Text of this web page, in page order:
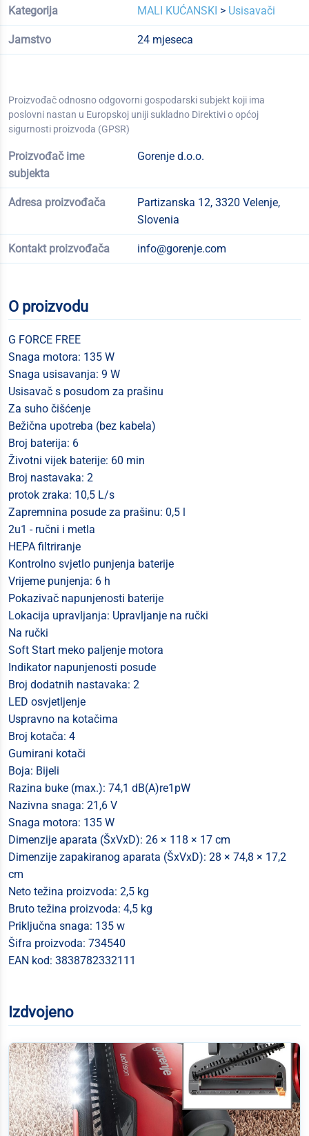
Kategorija MALI KUĆANSKI > Usisavači
Jamstvo 24 mjeseca
Proizvođač odnosno odgovorni gospodarski subjekt koji ima
poslovni nastan u Europskoj uniji sukladno Direktivi o općoj
sigurnosti proizvoda (GPSR)
Proizvođač ime
subjekta
Gorenje d.o.o.
Adresa proizvođača
Partizanska 12, 3320 Velenje,
Slovenia
Kontakt proizvođača info@gorenje.com
O proizvodu
G FORCE FREE
Snaga motora: 135 W
Snaga usisavanja: 9 W
Usisavač s posudom za prašinu
Za suho čišćenje
Bežična upotreba (bez kabela)
Broj baterija: 6
Životni vijek baterije: 60 min
Broj nastavaka: 2
protok zraka: 10,5 L/s
Zapremnina posude za prašinu: 0,5 l
2u1 - ručni i metla
HEPA filtriranje
Kontrolno svjetlo punjenja baterije
Vrijeme punjenja: 6 h
Pokazivač napunjenosti baterije
Lokacija upravljanja: Upravljanje na ručki
Na ručki
Soft Start meko paljenje motora
Indikator napunjenosti posude
Broj dodatnih nastavaka: 2
LED osvjetljenje
Uspravno na kotačima
Broj kotača: 4
Gumirani kotači
Boja: Bijeli
Razina buke (max.): 74,1 dB(A)re1pW
Nazivna snaga: 21,6 V
Snaga motora: 135 W
Dimenzije aparata (ŠxVxD): 26 × 118 × 17 cm
Dimenzije zapakiranog aparata (ŠxVxD): 28 × 74,8 × 17,2
cm
Neto težina proizvoda: 2,5 kg
Bruto težina proizvoda: 4,5 kg
Priključna snaga: 135 w
Šifra proizvoda: 734540
EAN kod: 3838782332111
Izdvojeno